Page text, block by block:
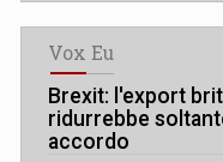
Vox Eu
Brexit: l'export
ridurrebbe
accordo